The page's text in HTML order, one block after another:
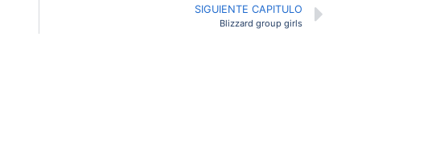
SIGUIENTE CAPITULO
Blizzard group girls